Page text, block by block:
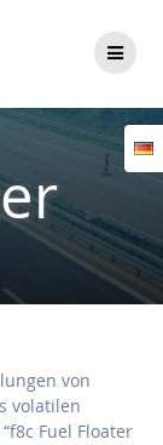
von
volatilen
Fuel Floater